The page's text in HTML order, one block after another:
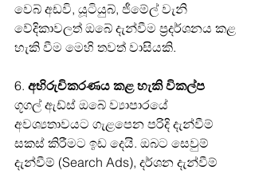
වෙබ් අඩවි, යූටියුබ්, ජීමේල් වැනි
වේදිකාවලත් ඔබේ දැන්වීම ප්‍රදර්ශනය කළ
හැකි වීම මෙහි තවත් වාසියකි.
6. අභිරුචිකරණය කළ හැකි විකල්ප
ගූගල් ඇඩ්ස් ඔබේ ව්‍යාපාරයේ
අවශ්‍යතාවයට ගැළපෙන පරිදි දැන්වීම්
සකස් කිරීමට ඉඩ දෙයි. ඔබට සෙවුම්
දැන්වීම් (Search Ads), දර්ශන දැන්වීම්